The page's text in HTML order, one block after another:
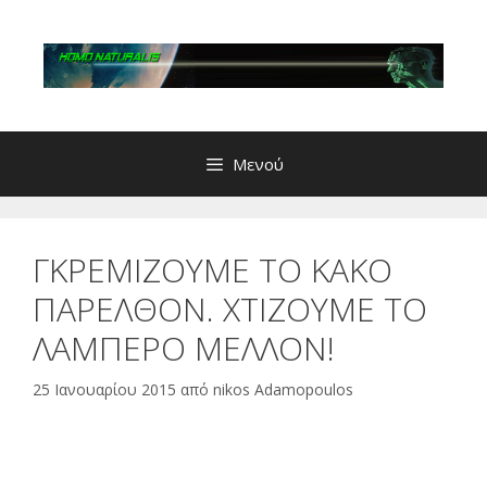
περιεχόμενο
Μενού
ΓΚΡΕΜΙΖΟΥΜΕ ΤΟ ΚΑΚΟ
ΠΑΡΕΛΘΟΝ. ΧΤΙΖΟΥΜΕ ΤΟ
ΛΑΜΠΕΡΟ ΜΕΛΛΟΝ!
25 Ιανουαρίου 2015 από nikos Adamopoulos